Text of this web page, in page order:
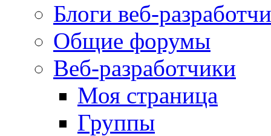
Блоги веб-
Общие форумы
Веб-разработчики
Моя страница
Группы